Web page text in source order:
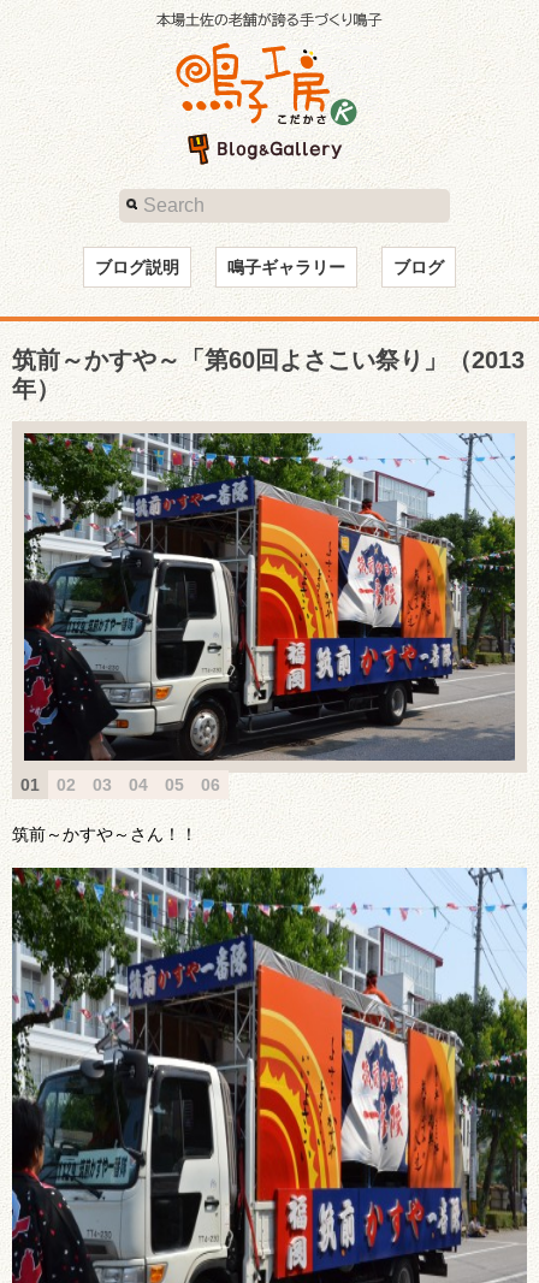
ブログ説明 鳴子ギャラリー ブログ
筑前～かすや～「第60回よさこい祭り」（2013
年）
01 02 03 04 05 06
筑前～かすや～さん！！